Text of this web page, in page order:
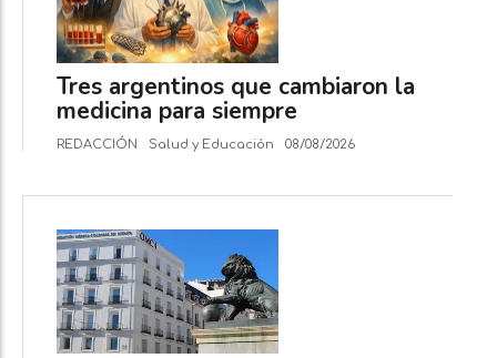
Tres argentinos que cambiaron la
medicina para siempre
REDACCIÓN Salud y Educación 08/08/2026